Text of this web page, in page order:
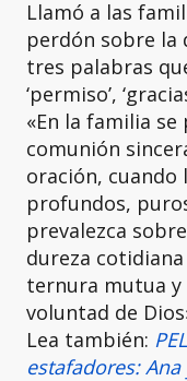
Llamó a las
perdón sobre la
tres palabras
‘permiso’,
«En la familia
comunión
oración, cuando
profundos,
prevalezca
dureza
ternura mutua y
voluntad de
Lea también:
estafadores: